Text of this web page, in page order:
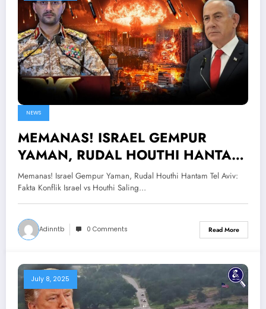
NEWS
MEMANAS! ISRAEL GEMPUR
YAMAN, RUDAL HOUTHI HANTAM
TEL AVIV — Fakta Israel VS Houthi
Saling Serang
Memanas! Israel Gempur Yaman, Rudal Houthi Hantam Tel Aviv:
Fakta Konflik Israel vs Houthi Saling…
Adinntb 0 Comments Read More
July 8, 2025